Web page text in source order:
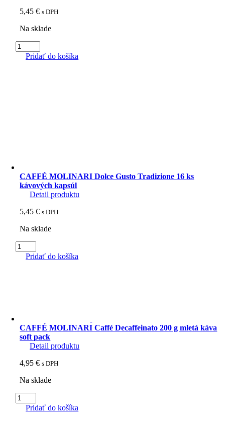
5,45€ s DPH
Na sklade
množstvo
CAFFÉ
Pridať do košíka
CAFFÉ MOLINARI Dolce Gusto Tradizione 16 ks
kávových kapsúl
Detail produktu
5,45€ s DPH
Na sklade
množstvo
CAFFÉ
kapsúl
Pridať do košíka
CAFFÉ MOLINARI Caffé Decaffeinato 200 g mletá káva
soft pack
Detail produktu
4,95€ s DPH
Na sklade
množstvo
CAFFÉ
Pridať do košíka